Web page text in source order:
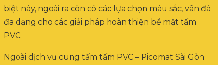
biệt này, ngoài ra còn có các lựa chọn màu sắc, vân đá
đa dạng cho các giải pháp hoàn thiện bề mặt tấm
PVC.
Ngoài dịch vụ cung tấm tấm PVC – Picomat Sài Gòn